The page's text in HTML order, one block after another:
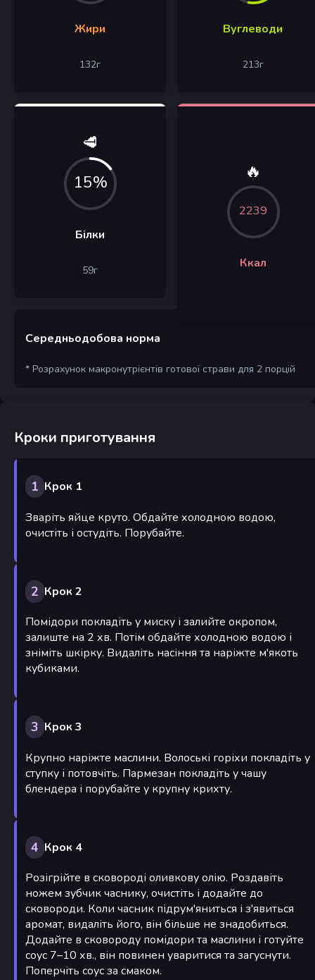
Жири
132г
Вуглеводи
213г
🥩
15%
Білки
59г
🔥
2239
Ккал
Середньодобова норма
* Розрахунок макронутрієнтів готової страви для 2 порцій
Кроки приготування
1 Крок 1
Зваріть яйце круто. Обдайте холодною водою,
очистіть і остудіть. Порубайте.
2 Крок 2
Помідори покладіть у миску і залийте окропом,
залиште на 2 хв. Потім обдайте холодною водою і
зніміть шкірку. Видаліть насіння та наріжте м'якоть
кубиками.
3 Крок 3
Крупно наріжте маслини. Волоські горіхи покладіть у
ступку і потовчіть. Пармезан покладіть у чашу
блендера і порубайте у крупну крихту.
4 Крок 4
Розігрійте в сковороді оливкову олію. Роздавіть
ножем зубчик часнику, очистіть і додайте до
сковороди. Коли часник підрум'яниться і з'явиться
аромат, видаліть його, він більше не знадобиться.
Додайте в сковороду помідори та маслини і готуйте
соус 7–10 хв., він повинен уваритися та загуснути.
Поперчіть соус за смаком.